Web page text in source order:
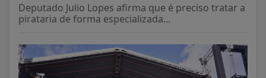
Deputado Julio Lopes afirma que é preciso tratar a
pirataria de forma especializada...